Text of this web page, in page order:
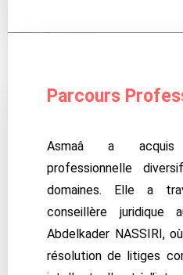
Parcours
Asmaâ a acquis
professionnelle
domaines. Elle a
conseillère juridique
Abdelkader NASSIRI,
résolution de litiges